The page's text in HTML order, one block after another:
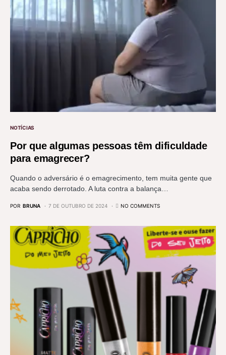
NOTÍCIAS
Por que algumas pessoas têm dificuldade
para emagrecer?
Quando o adversário é o emagrecimento, tem muita gente que
acaba sendo derrotado. A luta contra a balança…
POR BRUNA 7 DE OUTUBRO DE 2024 NO COMMENTS